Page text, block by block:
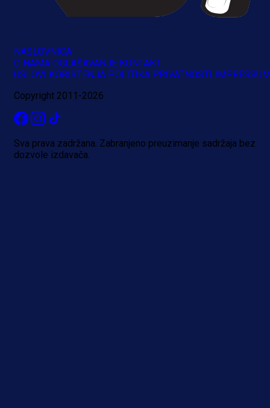
NASLOVNICA
O NAMA OGLAŠAVANJE KONTAKT
USLOVI KORIŠTENJA POLITIKA PRIVATNOSTI IMPRESSUM
Copyright 2011-2026
Sva prava zadržana. Zabranjeno preuzimanje sadržaja bez
dozvole izdavača.